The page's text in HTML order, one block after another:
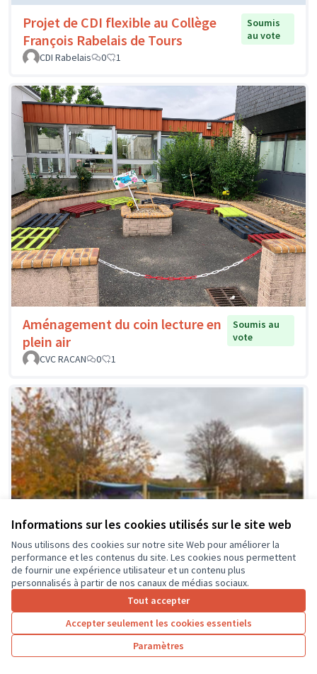
Informations sur les cookies utilisés sur le site web
Nous utilisons des cookies sur notre site Web pour améliorer la
performance et les contenus du site. Les cookies nous permettent
de fournir une expérience utilisateur et un contenu plus
personnalisés à partir de nos canaux de médias sociaux.
Tout accepter
Accepter seulement les cookies essentiels
Paramètres
Projet de CDI flexible au Collège
François Rabelais de Tours
Soumis
au vote
CDI Rabelais
0 1
Aménagement du coin lecture en
plein air
Soumis au
vote
CVC RACAN
0 1
La classe en dehors des murs
Soumis au vote
0